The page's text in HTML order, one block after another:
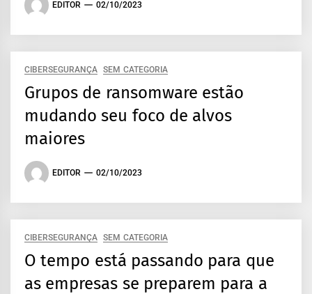
EDITOR 02/10/2023
CIBERSEGURANÇA SEM CATEGORIA
Grupos de ransomware estão
mudando seu foco de alvos
maiores
EDITOR 02/10/2023
CIBERSEGURANÇA SEM CATEGORIA
O tempo está passando para que
as empresas se preparem para a